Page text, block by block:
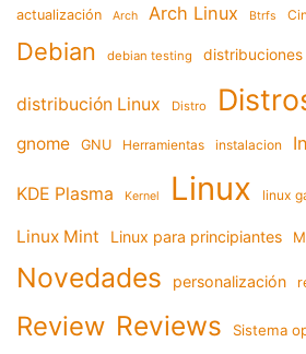
actualización Arch Arch Linux Btrfs
Debian debian testing distribuciones
distribución Linux Distro
gnome GNU Herramientas instalacion
KDE Plasma Kernel Linux linux
Linux Mint Linux para principiantes
Novedades personalización
Review Reviews Sistema